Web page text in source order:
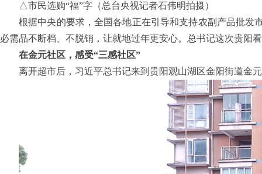
△市民选购“福”字（总台央视记者石伟明拍摄）
根据中央的要求，全国各地正在引导和支持农副产品批发
必需品不断档、不脱销，让就地过年更安心。总书记这次贵阳
在金元社区，感受“三感社区”
离开超市后，习近平总书记来到贵阳观山湖区金阳街道金